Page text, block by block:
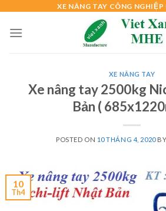
content
XE NÂNG TAY CÔNG
XE NÂNG TAY
Xe nâng tay 2500kg
Bản (
POSTED ON 10 THÁNG 4, 2020BY
10
Th4